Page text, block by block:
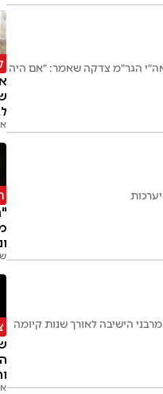
הגר"מ צדקה שאמר: "אם היה
הישיבה לאורך שנות קיומה